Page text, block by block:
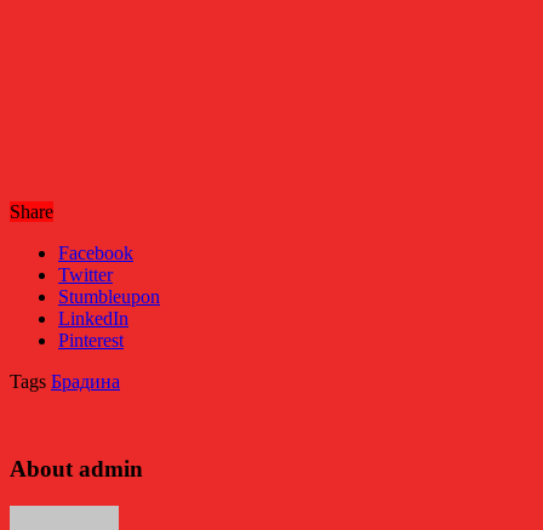
Share
Facebook
Twitter
Stumbleupon
LinkedIn
Pinterest
Tags Брадина
About admin